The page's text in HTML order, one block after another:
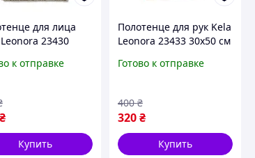
для лица
23430
newyork
к отправке
₴
Купить
Полотенце для рук Kela
Leonora 23433 30х50 см
newyork
Готово к отправке
320₴
400 ₴
Купить